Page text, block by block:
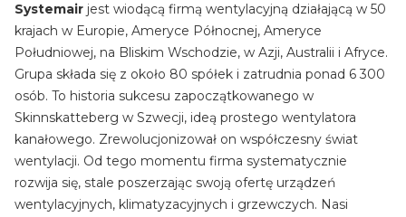
Systemair jest wiodącą firmą wentylacyjną działającą w 50
krajach w Europie, Ameryce Północnej, Ameryce
Południowej, na Bliskim Wschodzie, w Azji, Australii i Afryce.
Grupa składa się z około 80 spółek i zatrudnia ponad 6 300
osób. To historia sukcesu zapoczątkowanego w
Skinnskatteberg w Szwecji, ideą prostego wentylatora
kanałowego. Zrewolucjonizował on współczesny świat
wentylacji. Od tego momentu firma systematycznie
rozwija się, stale poszerzając swoją ofertę urządzeń
wentylacyjnych, klimatyzacyjnych i grzewczych. Nasi